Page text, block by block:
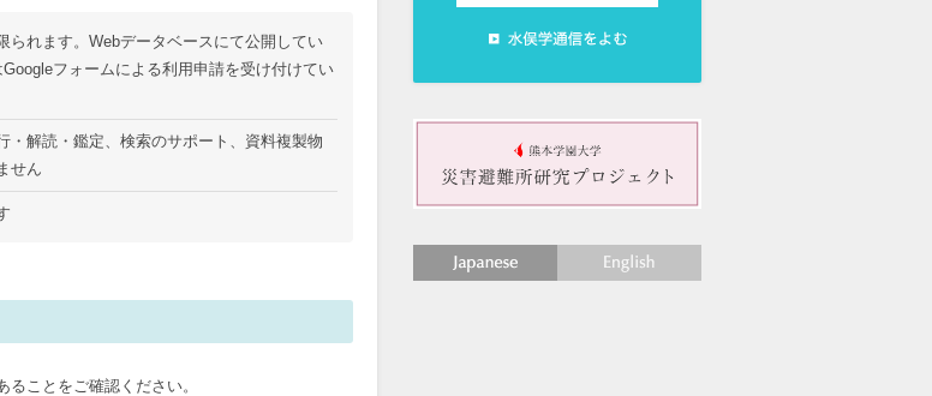
られます。Webデータベースにて公開してい
フォームによる利用申請を受け付けてい
・解読・鑑定、検索のサポート、資料複製物
せん
ことをご確認ください。